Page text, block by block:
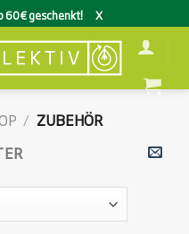
60€ geschenkt! X
/ ZUBEHÖR